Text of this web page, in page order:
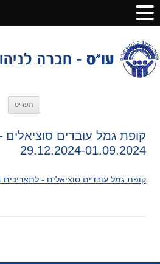
תפריט
קופת גמל עובדים סוציאלים
29.12.2024-01.09.2024
קופת גמל עובדים סוציאלים - לתאריכים 29.12.2024-01.09.2024